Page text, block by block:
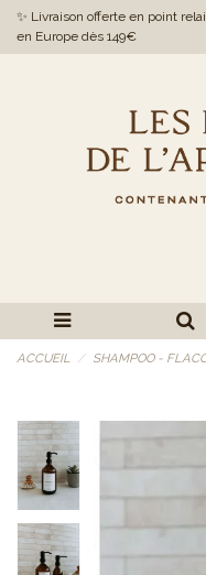
✨ Livraison offerte en point
en Europe dès 149€
ACCUEIL SHAMPOO -